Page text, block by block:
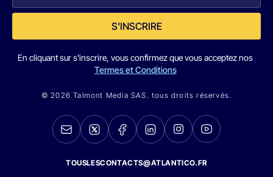
S'INSCRIRE
En cliquant sur s'inscrire, vous confirmez que vous acceptez nos
Termes et Conditions
© 2026 Talmont Media SAS. tous droits réservés.
TOUSLESCONTACTS@ATLANTICO.FR